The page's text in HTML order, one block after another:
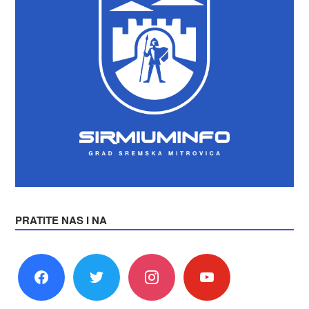
PRATITE NAS I NA
facebook twitter instagram youtube